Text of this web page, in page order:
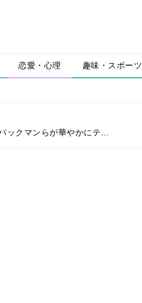
恋愛・心理 趣味・スポーツ
ックマンらが華やかにテ…